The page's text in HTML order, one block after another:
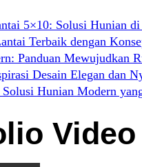
5×10: Solusi Hunian di
Terbaik dengan
Panduan Mewujudkan
Desain Elegan dan
Hunian Modern
Video